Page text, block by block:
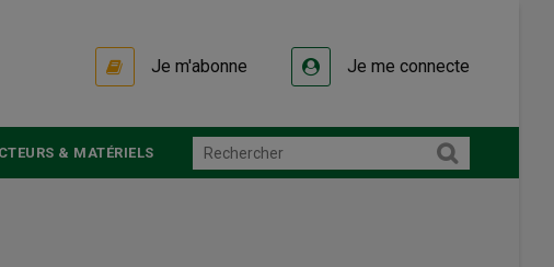
Je m'abonne Je me connecte
& MATÉRIELS